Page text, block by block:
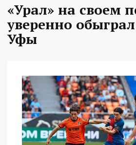
«Урал» на своем
уверенно
Уфы